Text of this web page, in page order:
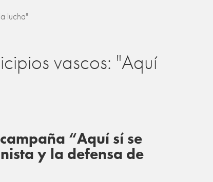
lucha"
vascos: "Aquí
“Aquí sí se
y la defensa de